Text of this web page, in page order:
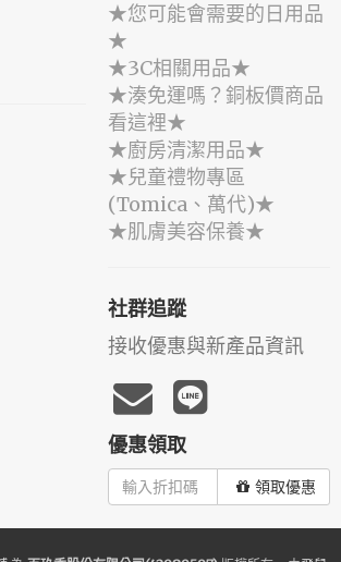
★您可能會需要的日用品
★
★3C相關用品★
★湊免運嗎？銅板價商品
看這裡★
★廚房清潔用品★
★兒童禮物專區
(Tomica、萬代)★
★肌膚美容保養★
社群追蹤
接收優惠與新產品資訊
優惠領取
領取優惠